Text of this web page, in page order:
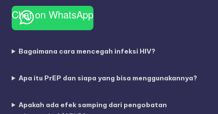
Chat on WhatsApp
Bagaimana cara mencegah infeksi HIV?
Apa itu PrEP dan siapa yang bisa menggunakannya?
Apakah ada efek samping dari pengobatan